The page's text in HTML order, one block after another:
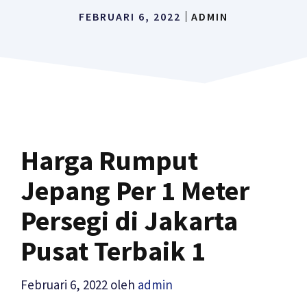
FEBRUARI 6, 2022 ADMIN
Harga Rumput
Jepang Per 1 Meter
Persegi di Jakarta
Pusat Terbaik 1
Februari 6, 2022 oleh admin